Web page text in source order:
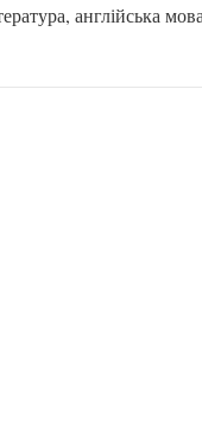
англійська